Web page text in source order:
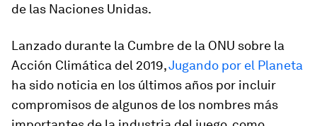
de las Naciones Unidas.
Lanzado durante la Cumbre de la ONU sobre la
Acción Climática del 2019,Jugando por el Planeta
ha sido noticia en los últimos años por incluir
compromisos de algunos de los nombres más